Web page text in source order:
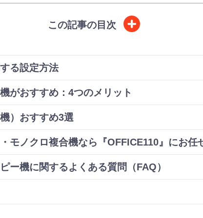
この記事の目次
る設定方法
がおすすめ：4つのメリット
）おすすめ3選
モノクロ複合機なら『OFFICE110』にお任
ー機に関するよくある質問（FAQ）